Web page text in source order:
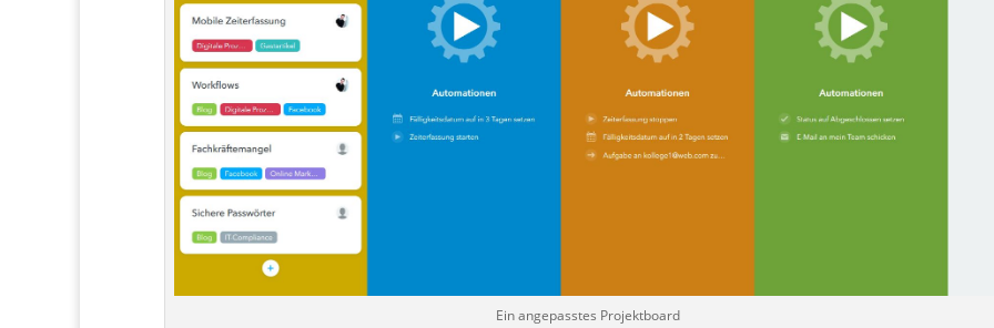
Ein angepasstes Projektboard